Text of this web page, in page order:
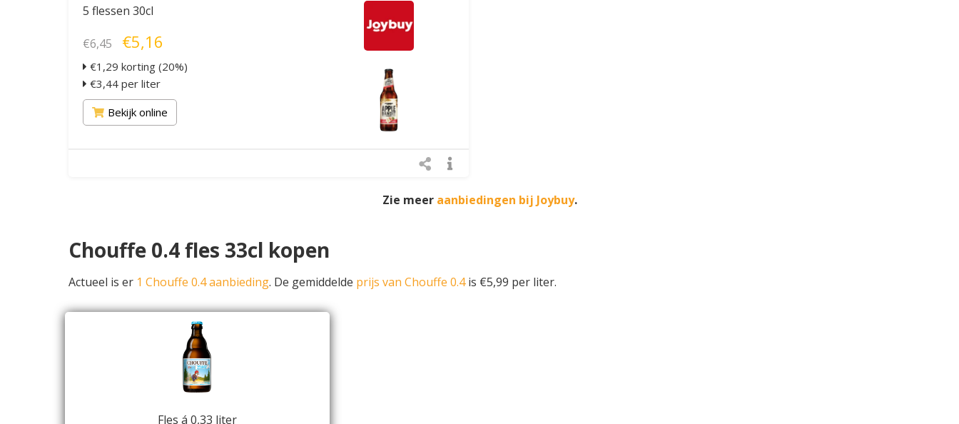
5 flessen 30cl
€6,45 €5,16
€1,29 korting (20%)
€3,44 per liter
Bekijk online
Zie meer aanbiedingen bij Joybuy.
Chouffe 0.4 fles 33cl kopen
Actueel is er 1 Chouffe 0.4 aanbieding. De gemiddelde prijs van Chouffe 0.4is €5,99 per liter.
Fles á 0,33 liter